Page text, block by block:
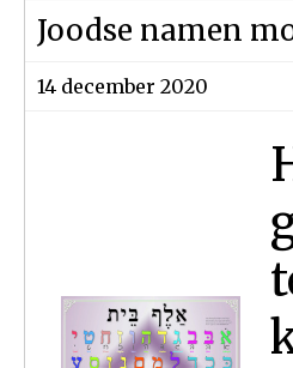
Joodse namen
14 december 2020